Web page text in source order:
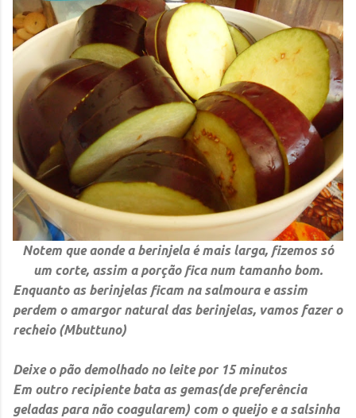
Notem que aonde a berinjela é mais larga, fizemos só
um corte, assim a porção fica num tamanho bom.
Enquanto as berinjelas ficam na salmoura e assim
perdem o amargor natural das berinjelas, vamos fazer o
recheio (Mbuttuno)
Deixe o pão demolhado no leite por 15 minutos
Em outro recipiente bata as gemas(de preferência
geladas para não coagularem) com o queijo e a salsinha